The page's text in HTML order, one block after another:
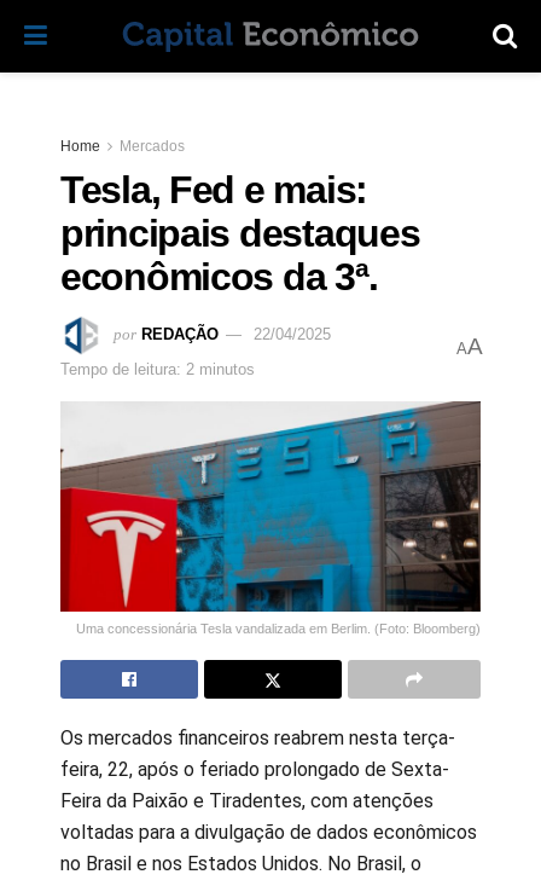
Home Mercados
Tesla, Fed e mais:
principais destaques
econômicos da 3ª.
por REDAÇÃO
22/04/2025
Tempo de leitura: 2 minutos
AA
Uma concessionária Tesla vandalizada em Berlim. (Foto: Bloomberg)
Os mercados financeiros reabrem nesta terça-
feira, 22, após o feriado prolongado de Sexta-
Feira da Paixão e Tiradentes, com atenções
voltadas para a divulgação de dados econômicos
no Brasil e nos Estados Unidos. No Brasil, o